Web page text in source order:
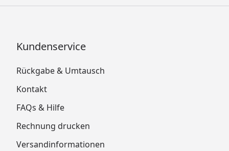
Kundenservice
Rückgabe & Umtausch
Kontakt
FAQs & Hilfe
Rechnung drucken
Versandinformationen